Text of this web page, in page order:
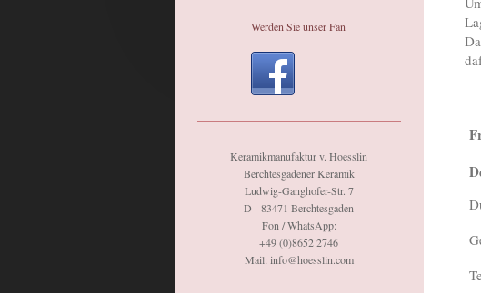
Werden Sie unser Fan
Keramikmanufaktur v. Hoesslin
Berchtesgadener Keramik
Ludwig-Ganghofer-Str. 7
D - 83471 Berchtesgaden
Fon / WhatsApp:
+49 (0)8652 2746
Mail: info@hoesslin.com